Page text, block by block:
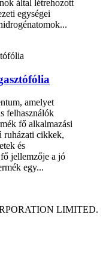
által létrehozott
egységei
amelyet
felhasználók
fő alkalmazási
ruházati cikkek,
és
jellemzője a jó
egy...
LIMITED.